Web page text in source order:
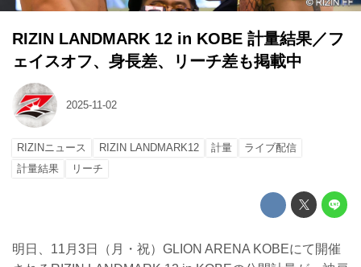
RIZIN LANDMARK 12 in KOBE 計量結果／フ
ェイスオフ、身長差、リーチ差も掲載中
2025-11-02
RIZINニュース RIZIN LANDMARK12 計量
ライブ配信
計量結果
リーチ
明日、11月3日（月・祝）GLION ARENA KOBEにて開催